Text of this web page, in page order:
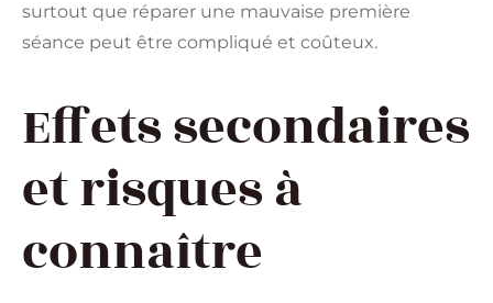
surtout que réparer une mauvaise première
séance peut être compliqué et coûteux.
Effets secondaires
et risques à
connaître